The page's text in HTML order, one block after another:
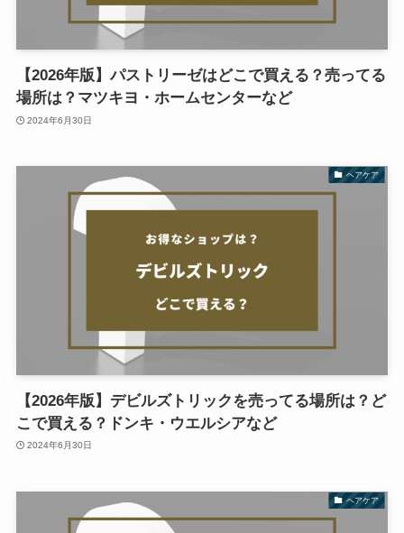
【2026年版】パストリーゼはどこで買える？売ってる
場所は？マツキヨ・ホームセンターなど
2024年6月30日
ヘアケア
【2026年版】デビルズトリックを売ってる場所は？ど
こで買える？ドンキ・ウエルシアなど
2024年6月30日
ヘアケア